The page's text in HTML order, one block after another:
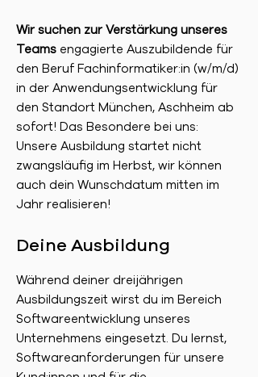
Wir suchen zur Verstärkung unseres
Teams engagierte Auszubildende für
den Beruf Fachinformatiker:in (w/m/d)
in der Anwendungsentwicklung für
den Standort München, Aschheim ab
sofort! Das Besondere bei uns:
Unsere Ausbildung startet nicht
zwangsläufig im Herbst, wir können
auch dein Wunschdatum mitten im
Jahr realisieren!
Deine Ausbildung
Während deiner dreijährigen
Ausbildungszeit wirst du im Bereich
Softwareentwicklung unseres
Unternehmens eingesetzt. Du lernst,
Softwareanforderungen für unsere